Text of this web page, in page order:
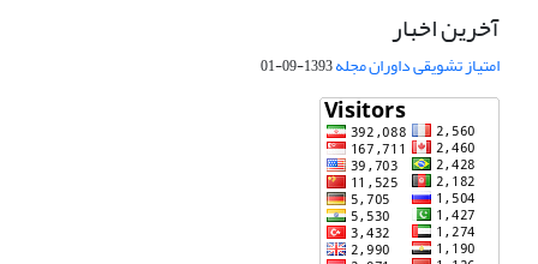
آخرین اخبار
امتیاز تشویقی داوران مجله1393-09-01